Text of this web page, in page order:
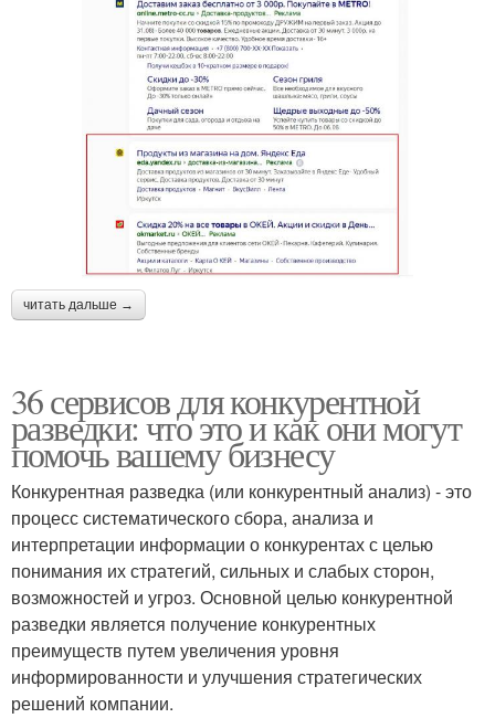
читать дальше →
36 сервисов для конкурентной
разведки: что это и как они могут
помочь вашему бизнесу
Конкурентная разведка (или конкурентный анализ) - это
процесс систематического сбора, анализа и
интерпретации информации о конкурентах с целью
понимания их стратегий, сильных и слабых сторон,
возможностей и угроз. Основной целью конкурентной
разведки является получение конкурентных
преимуществ путем увеличения уровня
информированности и улучшения стратегических
решений компании.